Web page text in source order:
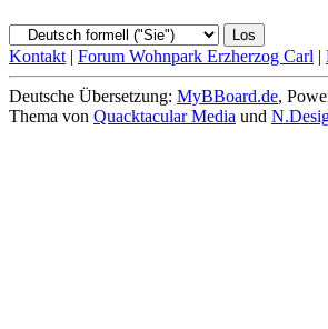
Kontakt | Forum Wohnpark Erzherzog Carl |
Deutsche Übersetzung: MyBBoard.de,
Thema von Quacktacular Media und